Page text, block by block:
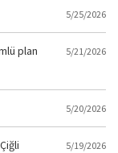
5/25/2026
plan
5/21/2026
5/20/2026
5/19/2026